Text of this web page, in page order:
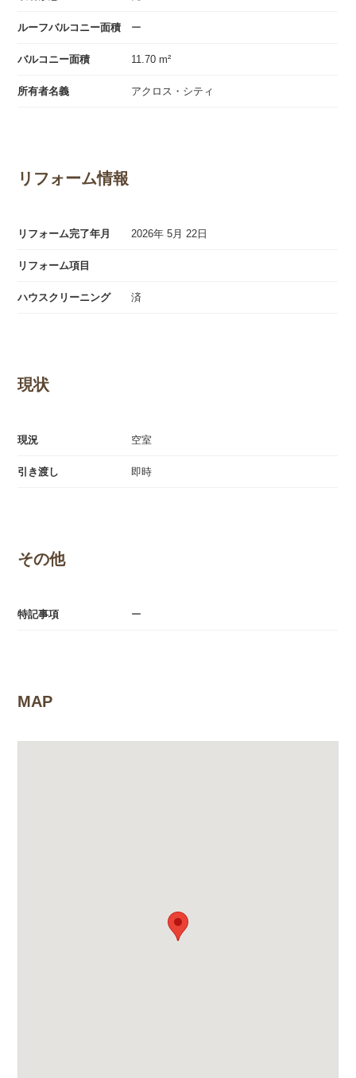
ルーフバルコニー面積 ー
バルコニー面積 11.70 m²
所有者名義 アクロス・シティ
リフォーム情報
リフォーム完了年月 2026年 5月 22日
リフォーム項目
ハウスクリーニング 済
現状
現況 空室
引き渡し 即時
その他
特記事項 ー
MAP